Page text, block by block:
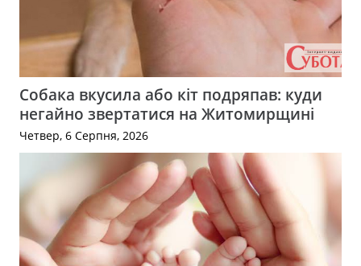
Собака вкусила або кіт подряпав: куди
негайно звертатися на Житомирщині
Четвер, 6 Серпня, 2026